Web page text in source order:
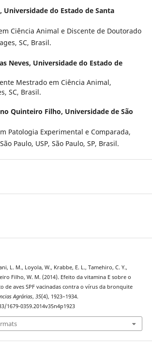
Universidade do Estado de Santa
Ciência Animal e Discente de Doutorado
SC, Brasil.
Neves, Universidade do Estado de
Mestrado em Ciência Animal,
SC, Brasil.
Quinteiro Filho, Universidade de São
Patologia Experimental e Comparada,
Paulo, USP, São Paulo, SP, Brasil.
L. M., Loyola, W., Krabbe, E. L., Tamehiro, C. Y.,
Filho, W. M. (2014). Efeito da vitamina E sobre o
de aves SPF vacinadas contra o vírus da bronquite
Agrárias, 35(4), 1923–1934.
1679-0359.2014v35n4p1923